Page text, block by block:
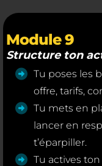
Module 9
Structure ton
Tu poses les
offre, tarifs,
Tu mets en
lancer en
t’éparpiller.
Tu actives